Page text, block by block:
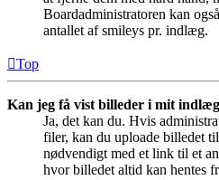
Boardadministratoren kan
antallet af smileys pr. indlæg.
Top
Kan jeg få vist billeder i mit
Ja, det kan du. Hvis
filer, kan du uploade billedet
nødvendigt med et link til et
hvor billedet altid kan hentes